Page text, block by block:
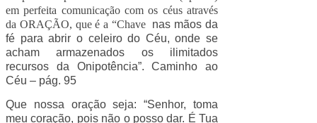
em perfeita comunicação com os céus através
da ORAÇÃO, que é a “Chave nas mãos da
fé para abrir o celeiro do Céu, onde se
acham armazenados os ilimitados
recursos da Onipotência”. Caminho ao
Céu – pág. 95
Que nossa oração seja:“Senhor, toma
meu coração, pois não o posso dar. É Tua